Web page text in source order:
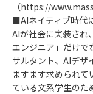
（https://
■AIネイティブ時代
AIが社会に実装され
エンジニア」だけで
サルタント、AIデザ
ますます求められて
ている文系学生のた